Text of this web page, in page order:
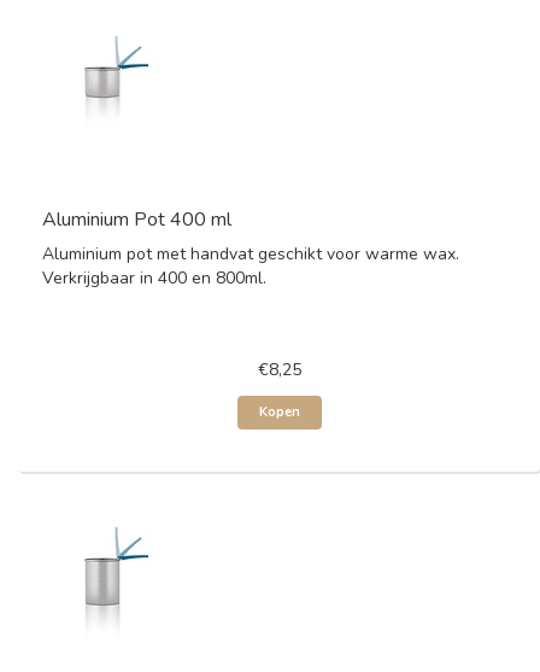
Aluminium Pot 400 ml
Aluminium pot met handvat geschikt voor warme wax.
Verkrijgbaar in 400 en 800ml.
€8,25
Kopen